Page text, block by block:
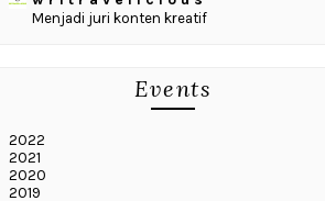
Menjadi juri konten kreatif
Events
2022
2021
2020
2019